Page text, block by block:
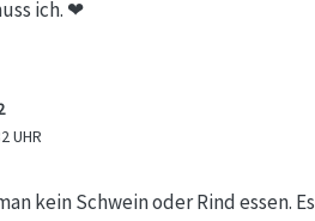
ich. ❤
UHR
kein Schwein oder Rind essen.